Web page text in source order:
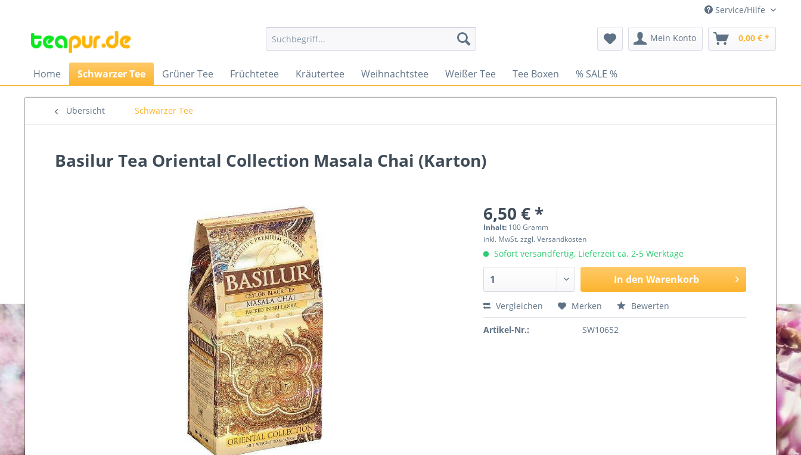
Service/Hilfe
Mein Konto 0,00 € *
Home Schwarzer Tee Grüner Tee Früchtetee Kräutertee Weihnachtstee Weißer Tee Tee Boxen % SALE %
Übersicht Schwarzer Tee
Basilur Tea Oriental Collection Masala Chai (Karton)
6,50 € *
Inhalt: 100 Gramm
inkl. MwSt.zzgl. Versandkosten
Sofort versandfertig, Lieferzeit ca. 2-5 Werktage
In den Warenkorb
Vergleichen Merken Bewerten
Artikel-Nr.: SW10652